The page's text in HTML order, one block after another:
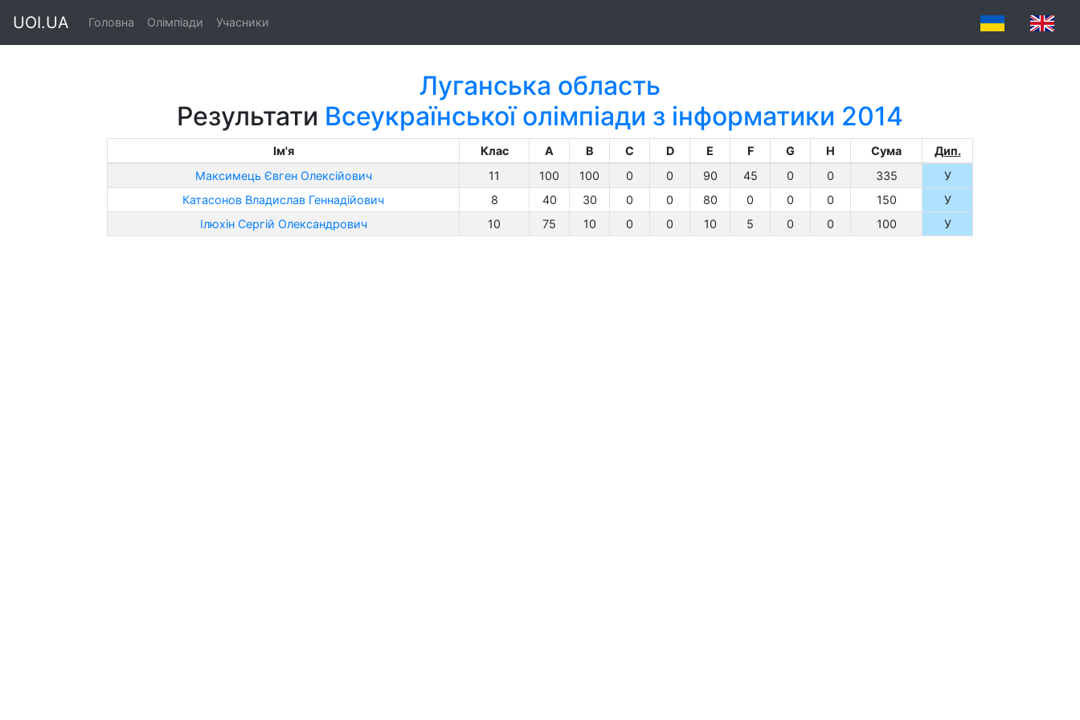
UOI.UA Головна Олімпіади Учасники
Луганська область
Результати Всеукраїнської олімпіади з інформатики 2014
Ім'я Клас A B C D E F G H Сума
Дип.
Максимець Євген Олексійович
11 100 100 0 0 90 45 0 0 335
У
Катасонов Владислав Геннадійович
8 40 30 0 0 80 0 0 0 150
У
Ілюхін Сергій Олександрович
10 75 10 0 0 10 5 0 0 100 У